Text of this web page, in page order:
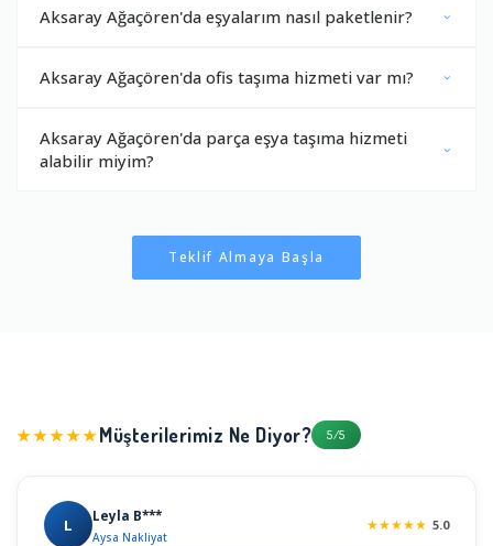
Aksaray Ağaçören'da eşyalarım nasıl paketlenir?
Aksaray Ağaçören'da ofis taşıma hizmeti var mı?
Aksaray Ağaçören'da parça eşya taşıma hizmeti
alabilir miyim?
Teklif Almaya Başla
★★★★★Müşterilerimiz Ne Diyor? 5/5
L Leyla B***
Aysa Nakliyat
★★★★★ 5.0